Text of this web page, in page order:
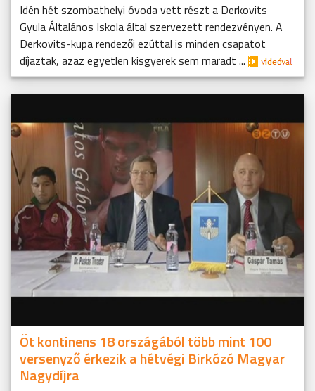
Idén hét szombathelyi óvoda vett részt a Derkovits
Gyula Általános Iskola által szervezett rendezvényen. A
Derkovits-kupa rendezői ezúttal is minden csapatot
díjaztak, azaz egyetlen kisgyerek sem maradt ...
Öt kontinens 18 országából több mint 100
versenyző érkezik a hétvégi Birkózó Magyar
Nagydíjra